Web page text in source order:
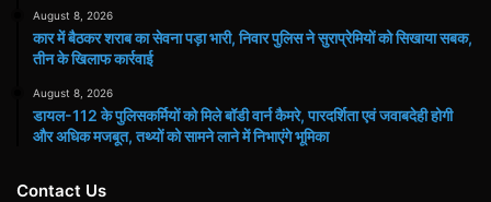
August 8, 2026
कार में बैठकर शराब का सेवना पड़ा भारी, निवार पुलिस ने सुराप्रेमियों को सिखाया सबक,
तीन के खिलाफ कार्रवाई
August 8, 2026
डायल-112 के पुलिसकर्मियों को मिले बॉडी वार्न कैमरे, पारदर्शिता एवं जवाबदेही होगी
और अधिक मजबूत, तथ्यों को सामने लाने में निभाएंगे भूमिका
Contact Us